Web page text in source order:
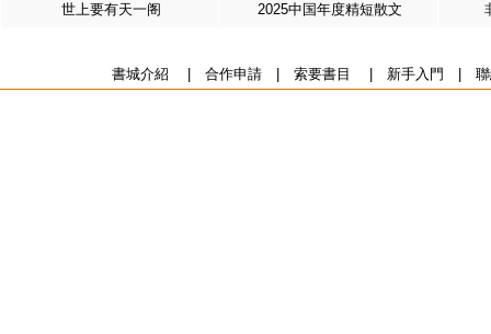
世上要有天一阁 2025中国年度精短散文
書城介紹 合作申請| 索要書目 新手入門